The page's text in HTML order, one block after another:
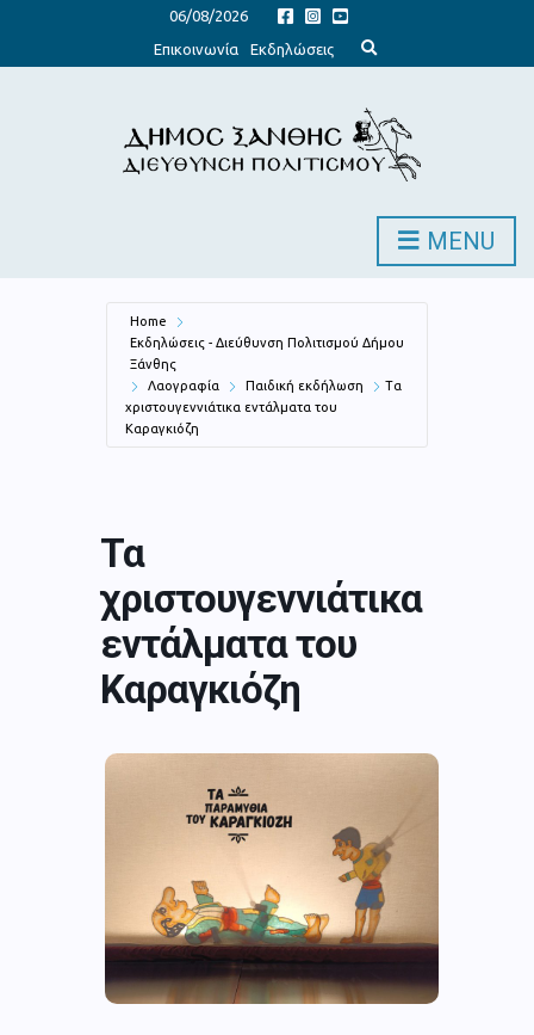
06/08/2026
Επικοινωνία
Εκδηλώσεις
x
d
s
e
c
o
MENU
Home
Εκδηλώσεις - Διεύθυνση Πολιτισμού Δήμου
Ξάνθης
Λαογραφία
Παιδική εκδήλωση
Τα
χριστουγεννιάτικα εντάλματα του
Καραγκιόζη
Τα
χριστουγεννιάτικα
εντάλματα του
Καραγκιόζη